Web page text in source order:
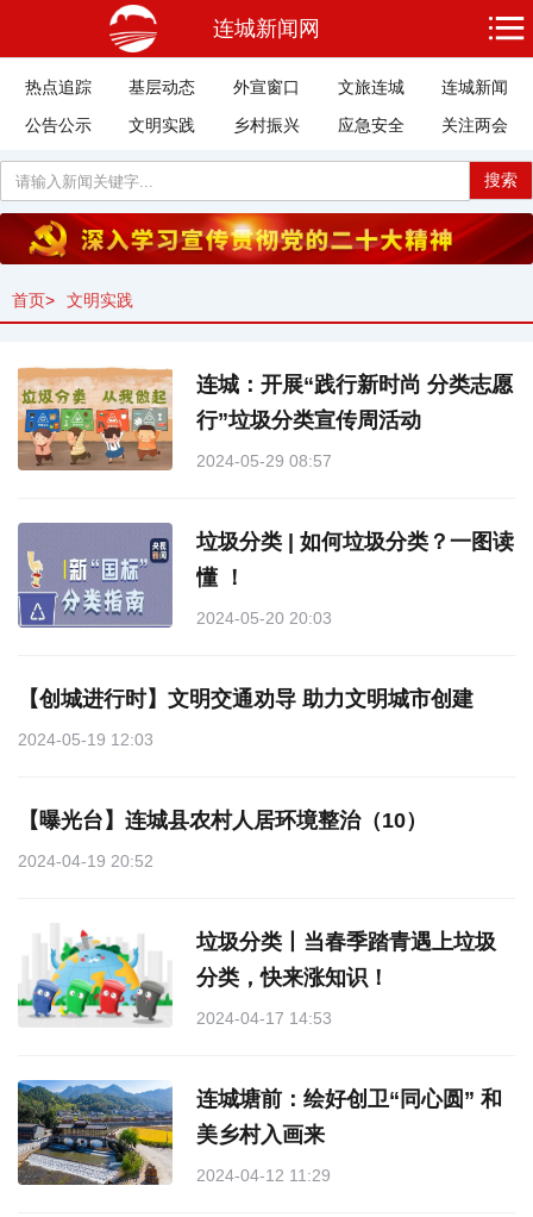
连城新闻网
热点追踪 基层动态 外宣窗口 文旅连城
连城新闻
公告公示
文明实践 乡村振兴 应急安全 关注两会
搜索
首页> 文明实践
连城：开展“践行新时尚 分类志愿
行”垃圾分类宣传周活动
2024-05-29 08:57
垃圾分类 | 如何垃圾分类？一图读
懂 ！
2024-05-20 20:03
【创城进行时】文明交通劝导 助力文明城市创建
2024-05-19 12:03
【曝光台】连城县农村人居环境整治（10）
2024-04-19 20:52
垃圾分类丨当春季踏青遇上垃圾
分类，快来涨知识！
2024-04-17 14:53
连城塘前：绘好创卫“同心圆” 和
美乡村入画来
2024-04-12 11:29